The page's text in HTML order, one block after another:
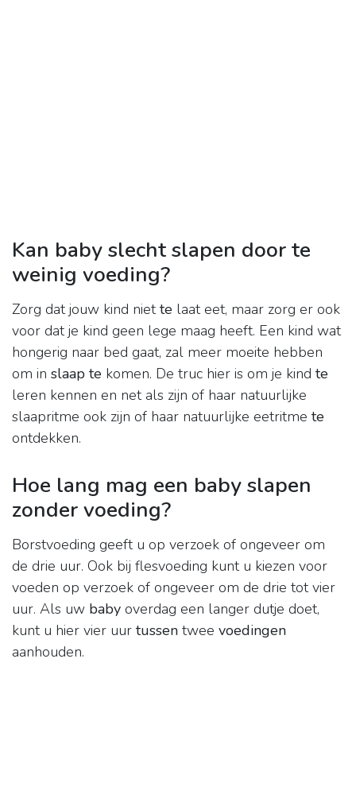
Kan baby slecht slapen door te
weinig voeding?
Zorg dat jouw kind niette laat eet, maar zorg er ook
voor dat je kind geen lege maag heeft. Een kind wat
hongerig naar bed gaat, zal meer moeite hebben
om in slaap te komen. De truc hier is om je kind te
leren kennen en net als zijn of haar natuurlijke
slaapritme ook zijn of haar natuurlijke eetritme te
ontdekken.
Hoe lang mag een baby slapen
zonder voeding?
Borstvoeding geeft u op verzoek of ongeveer om
de drie uur. Ook bij flesvoeding kunt u kiezen voor
voeden op verzoek of ongeveer om de drie tot vier
uur. Als uw baby overdag een langer dutje doet,
kunt u hier vier uur tussen twee voedingen
aanhouden.